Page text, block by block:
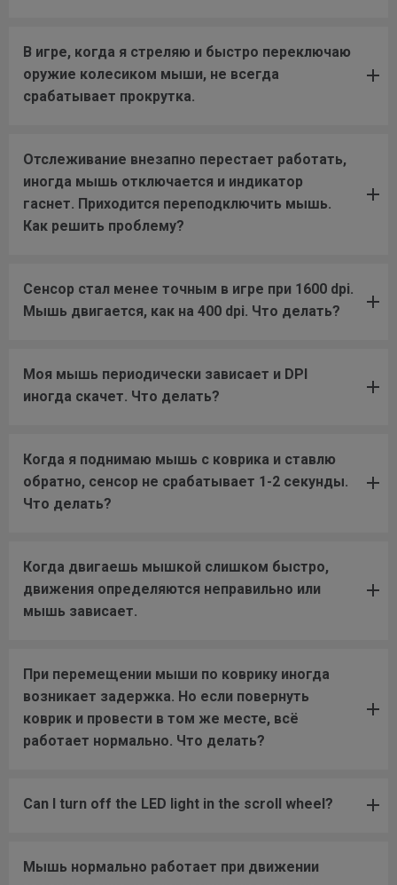
В игре, когда я стреляю и быстро переключаю
оружие колесиком мыши, не всегда
срабатывает прокрутка.
Отслеживание внезапно перестает работать,
иногда мышь отключается и индикатор
гаснет. Приходится переподключить мышь.
Как решить проблему?
Сенсор стал менее точным в игре при 1600 dpi.
Мышь двигается, как на 400 dpi. Что делать?
Моя мышь периодически зависает и DPI
иногда скачет. Что делать?
Когда я поднимаю мышь с коврика и ставлю
обратно, сенсор не срабатывает 1-2 секунды.
Что делать?
Когда двигаешь мышкой слишком быстро,
движения определяются неправильно или
мышь зависает.
При перемещении мыши по коврику иногда
возникает задержка. Но если повернуть
коврик и провести в том же месте, всё
работает нормально. Что делать?
Can I turn off the LED light in the scroll wheel?
Мышь нормально работает при движении